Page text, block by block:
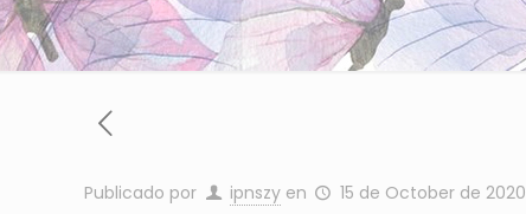
Publicado por ipnszy en 15 de October de 2020